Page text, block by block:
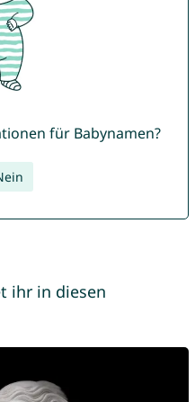
für Babynamen?
ihr in diesen